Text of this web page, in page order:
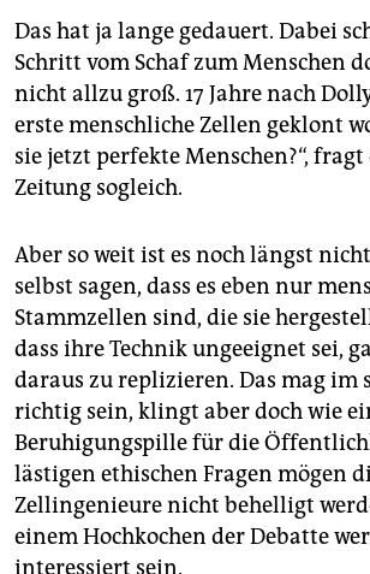
unterstützen
abo
genossenschaft
epaper login
Das hat ja lange gedauert. Dabei
Schritt vom Schaf zum Menschen
nicht allzu groß. 17 Jahre nach
erste menschliche Zellen geklont
sie jetzt perfekte Menschen?“,
Zeitung sogleich.
Aber so weit ist es noch längst
selbst sagen, dass es eben nur
Stammzellen sind, die sie
dass ihre Technik ungeeignet sei,
daraus zu replizieren. Das mag im
richtig sein, klingt aber doch wie
Beruhigungspille für die
lästigen ethischen Fragen mögen
Zellingenieure nicht behelligt
einem Hochkochen der Debatte
interessiert sein.